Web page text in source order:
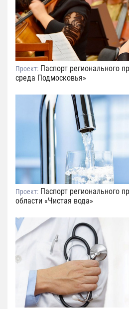
Проект: Паспорт регионального
среда Подмосковья»
Проект: Паспорт регионального
области «Чистая вода»